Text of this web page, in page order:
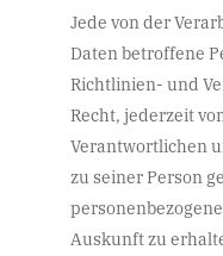
Jede von der
Daten betroffene
Richtlinien- und
Recht, jederzeit
Verantwortlichen
zu seiner Person
Auskunft zu